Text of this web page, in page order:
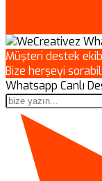
Müşteri destek
Bize herşeyi
Whatsapp Canlı